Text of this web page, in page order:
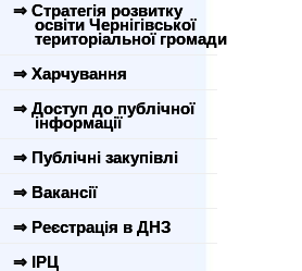
⇒ Стратегія розвитку
освіти Чернігівської
територіальної громади
⇒ Харчування
⇒ Доступ до публічної
інформації
⇒ Публічні закупівлі
⇒ Вакансії
⇒ Реєстрація в ДНЗ
⇒ ІРЦ